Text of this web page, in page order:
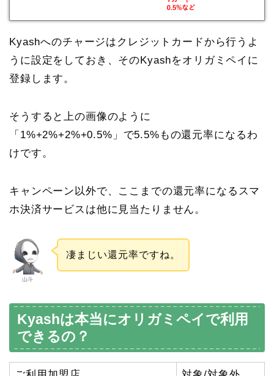
Kyashへのチャージはクレジットカードから行うよ
うに設定をしておき、そのKyashをオリガミペイに
登録します。
そうすると上の画像のように
「1%+2%+2%+0.5%」で5.5%もの還元率になるわ
けです。
キャンペーン以外で、ここまでの還元率になるスマ
ホ決済サービスは他に見当たりません。
山斗
凄まじい還元率ですね。
Kyashは本当にオリガミペイで利用
できるの？